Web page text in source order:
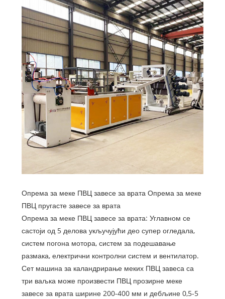
Опрема за меке ПВЦ завесе за врата Опрема за меке
ПВЦ пругасте завесе за врата
Опрема за меке ПВЦ завесе за врата: Углавном се
састоји од 5 делова укључујући део супер огледала,
систем погона мотора, систем за подешавање
размака, електрични контролни систем и вентилатор.
Сет машина за каландрирање меких ПВЦ завеса са
три ваљка може произвести ПВЦ прозирне меке
завесе за врата ширине 200-400 мм и дебљине 0,5-5